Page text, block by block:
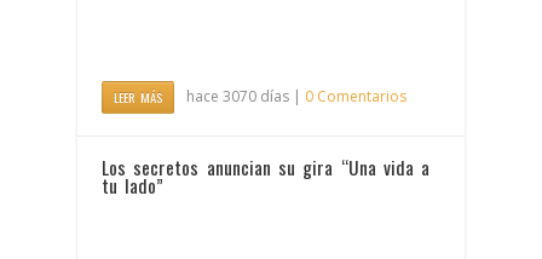
LEER MÁS hace 3070 días | 0 Comentarios
Los secretos anuncian su gira “Una vida a
tu lado”